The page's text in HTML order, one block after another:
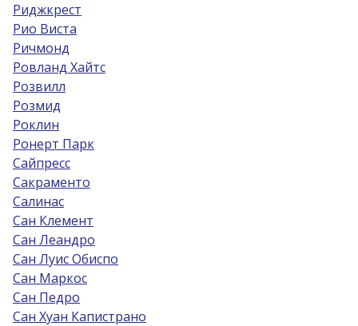
Риджкрест
Рио Виста
Ричмонд
Ровланд Хайтс
Розвилл
Розмид
Роклин
Ронерт Парк
Сайпресс
Сакраменто
Салинас
Сан Клемент
Сан Леандро
Сан Луис Обиспо
Сан Маркос
Сан Педро
Сан Хуан Капистрано